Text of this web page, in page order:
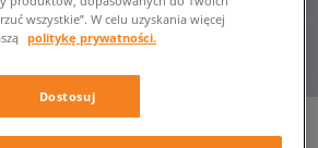
wszystkie”. W celu uzyskania więcej
politykę prywatności.
Dostosuj